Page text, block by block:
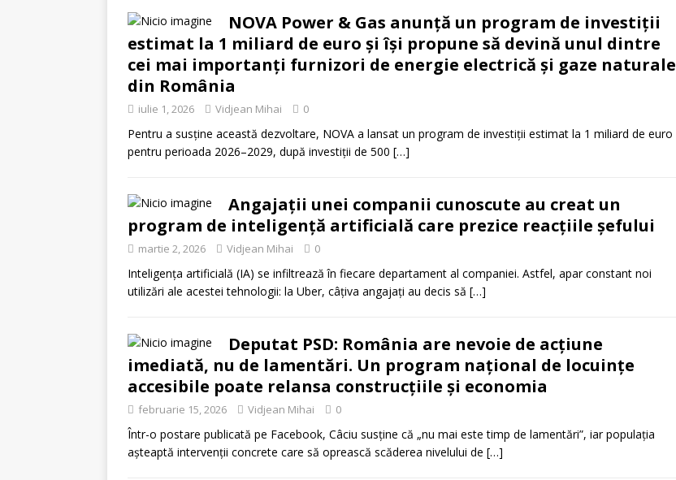
NOVA Power & Gas anunță un program de investiții
estimat la 1 miliard de euro și își propune să devină unul dintre
cei mai importanți furnizori de energie electrică și gaze naturale
din România
iulie 1, 2026 Vidjean Mihai 0
Pentru a susține această dezvoltare, NOVA a lansat un program de investiții estimat la 1 miliard de euro
pentru perioada 2026–2029, după investiții de 500 […]
Angajații unei companii cunoscute au creat un
program de inteligență artificială care prezice reacțiile șefului
martie 2, 2026 Vidjean Mihai 0
Inteligența artificială (IA) se infiltrează în fiecare departament al companiei. Astfel, apar constant noi
utilizări ale acestei tehnologii: la Uber, câțiva angajați au decis să […]
Deputat PSD: România are nevoie de acțiune
imediată, nu de lamentări. Un program național de locuințe
accesibile poate relansa construcțiile și economia
februarie 15, 2026 Vidjean Mihai 0
Într-o postare publicată pe Facebook, Câciu susține că „nu mai este timp de lamentări”, iar populația
așteaptă intervenții concrete care să oprească scăderea nivelului de […]